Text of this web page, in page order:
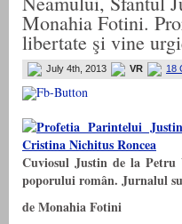
Monahia Fotini.
libertate şi vine
July 4th, 2013 VR 18
Cuviosul Justin de la
poporului român. Jurnalul
de Monahia Fotini